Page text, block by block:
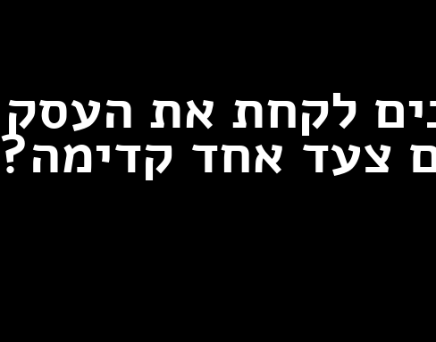
לקחת את העסק
צעד אחד קדימה?